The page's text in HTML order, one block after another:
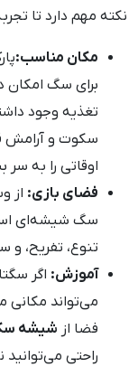
نکته مهم دارد تا
مکان مناسب:
برای سگ امکان
تغذیه وجود
سکوت و آرامش
اوقاتی را به سر
فضای بازی: از
سگ شیشه‌ای
تنوع، تفریح، و
آموزش: اگر
می‌تواند مکانی
فضا از شیشه
راحتی